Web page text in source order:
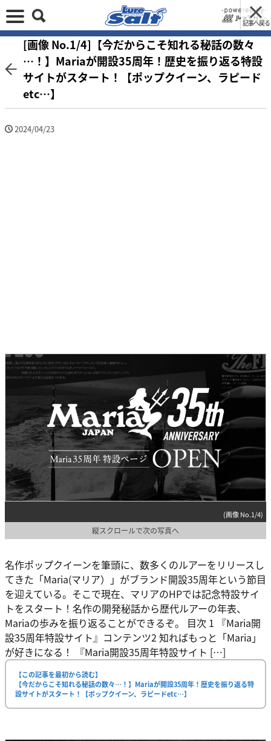
記事へ戻る
[画像 No.1/4]【今だからこそ知れる秘話の数々
…！】Mariaが開設35周年！歴史を振り返る特設
サイトがスタート！【ポップクイーン、ラピード
etc…】
2024/04/23
(画像 No.1/4)
縦スクロールで次の写真へ
名作ポップクイーンを筆頭に、数多くのルアーをリリースし
てきた「Maria(マリア）」がブランド開設35周年という節目
を迎えている。そこで現在、マリアのHPでは記念特設サイ
トをスタート！名作の開発秘話から歴代ルアーの年表、
Mariaの歩みを振り返ることができるぞ。 目次 1 『Maria開
設35周年特設サイト』コンテンツ2 知ればもっと「Maria」
が好きになる！ 『Maria開設35周年特設サイト […]
【この記事を最初から読む】
【今だからこそ知れる秘話の数々…！】Mariaが開設35周年！歴史を振り返る特
設サイトがスタート！【ポップクイーン、ラピードetc…】